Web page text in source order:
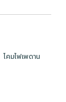
โคมไฟเพดาน